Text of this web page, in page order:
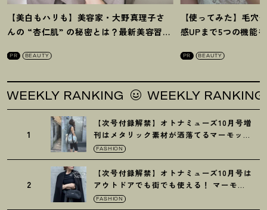
【美白もハリも】美容家・大野真理子さ
んの “杏仁肌” の秘密とは ？ 最新美容習慣
PR BEAUTY
【使ってみた】毛穴
感UPまで5つの機能
PR BEAUTY
RANKING WEEKLY RANKING
1
【次号付録解禁】オトナミューズ10月号増
刊はメタリック素材が洒落てるマーモット
の保冷バッグ
FASHION
2
【次号付録解禁】オトナミューズ10月号は
アウトドアでも街でも使える ！ マーモッ
トの黒ショルダー
FASHION